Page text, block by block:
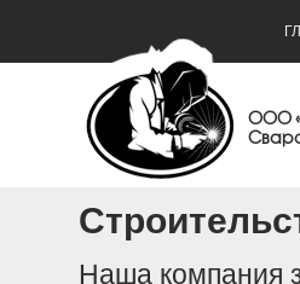
ООО
Наша компания